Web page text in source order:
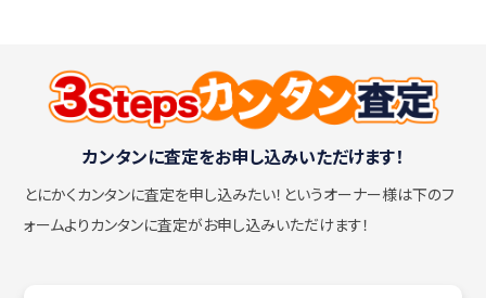
カンタンに査定をお申し込みいただけます！
とにかくカンタンに査定を申し込みたい！ というオーナー様は下のフ
ォームよりカンタンに査定がお申し込みいただけます！